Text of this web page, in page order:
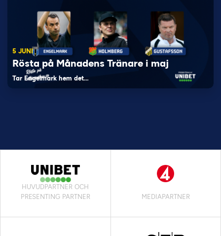
5 JUNI
Rösta på Månadens Tränare i maj
Tar Engelmark hem det…
HUVUDPARTNER OCH
PRESENTING PARTNER
MEDIAPARTNER